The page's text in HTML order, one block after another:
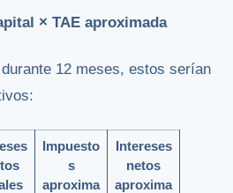
× TAE aproximada
12 meses, estos serían
Impuesto
s
aproxima
Intereses
netos
aproxima